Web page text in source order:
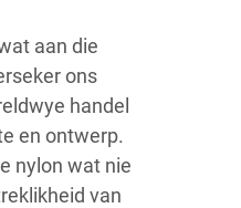
aan die
ons
handel
en ontwerp.
nylon wat nie
van